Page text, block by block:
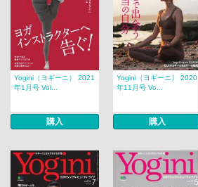
Yogini（ヨギーニ） 2021
年1月号 Vol...
購入
Yogini（ヨギーニ） 2020
年11月号 Vo...
購入